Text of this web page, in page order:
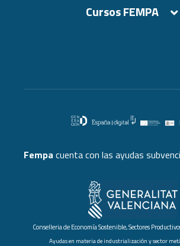
Cursos FEMPA
Fempa cuenta con las ayudas
Conselleria de Economía Sostenible, Sectores
Ayudas en materia de industrialización y sector